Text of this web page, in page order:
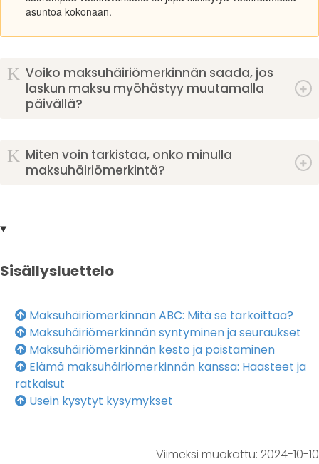
asuntoa kokonaan.
K Voiko maksuhäiriömerkinnän saada, jos
laskun maksu myöhästyy muutamalla
päivällä?
K Miten voin tarkistaa, onko minulla
maksuhäiriömerkintä?
Sisällysluettelo
Maksuhäiriömerkinnän ABC: Mitä se tarkoittaa?
Maksuhäiriömerkinnän syntyminen ja seuraukset
Maksuhäiriömerkinnän kesto ja poistaminen
Elämä maksuhäiriömerkinnän kanssa: Haasteet ja
ratkaisut
Usein kysytyt kysymykset
Viimeksi muokattu: 2024-10-10